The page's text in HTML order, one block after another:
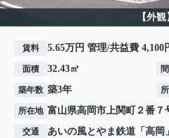
【外観
賃料 5.65万円 管理/共益費 4,100
面積 32.43㎡
築年数 築3年
所在地 富山県高岡市上関町 ２番７
交通 あいの風とやま鉄道 「 高岡